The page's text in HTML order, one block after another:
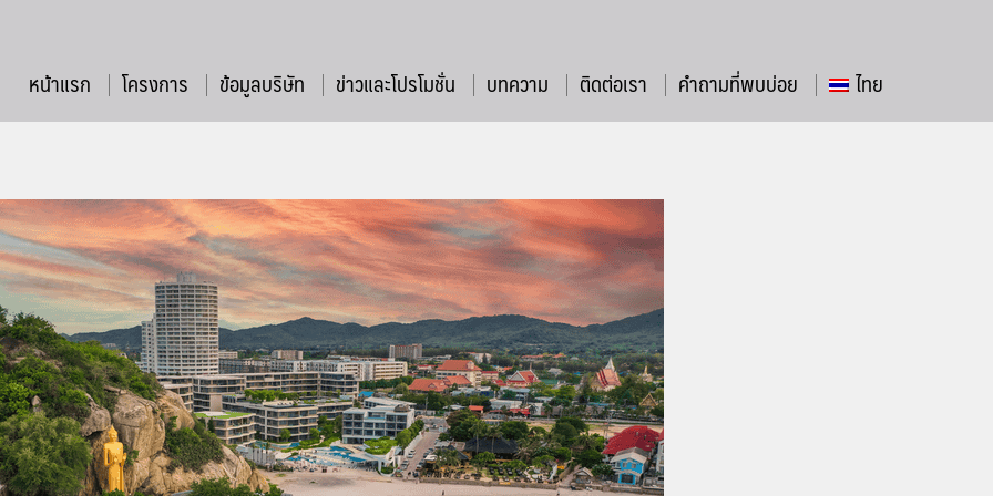
หน้าแรก โครงการ ข้อมูลบริษัท ข่าวและโปรโมชั่น บทความ ติดต่อเรา คำถามที่พบบ่อย ไทย